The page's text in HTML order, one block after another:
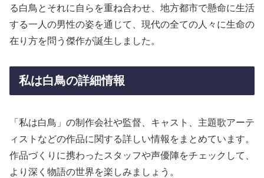
る白鳥とそれに自らを重ね合わせ、地方都市で懸命に生活
する一人の男性の姿を通じて、現代の全ての人々に生命の
在り方を問う傑作が誕生しました。
私は白鳥の詳細情報
「私は白鳥」の制作会社や監督、キャスト、主題歌アーテ
ィストなどの作品に関する詳しい情報をまとめています。
作品づくりに携わったスタッフや声優陣をチェックして、
より深く物語の世界を楽しみましょう。